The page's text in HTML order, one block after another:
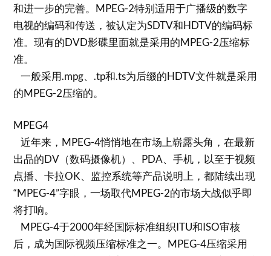
和进一步的完善。MPEG-2特别适用于广播级的数字
电视的编码和传送，被认定为SDTV和HDTV的编码标
准。现有的DVD影碟里面就是采用的MPEG-2压缩标
准。
一般采用.mpg、.tp和.ts为后缀的HDTV文件就是采用
的MPEG-2压缩的。
MPEG4
近年来，MPEG-4悄悄地在市场上崭露头角，在最新
出品的DV（数码摄像机）、PDA、手机，以至于视频
点播、卡拉OK、监控系统等产品说明上，都陆续出现
“MPEG-4”字眼，一场取代MPEG-2的市场大战似乎即
将打响。
MPEG-4于2000年经国际标准组织ITU和ISO审核
后，成为国际视频压缩标准之一。MPEG-4压缩采用